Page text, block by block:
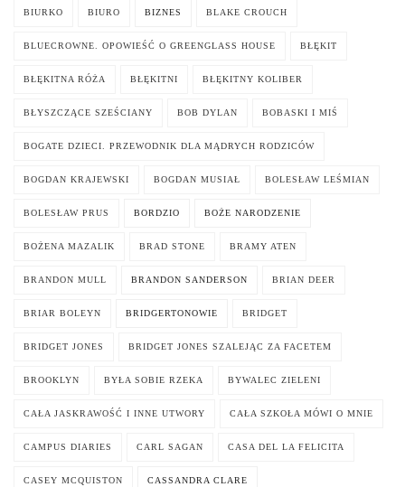
BIURKO BIURO BIZNES BLAKE CROUCH
BLUECROWNE. OPOWIEŚĆ O GREENGLASS HOUSE BŁĘKIT
BŁĘKITNA RÓŻA BŁĘKITNI BŁĘKITNY KOLIBER
BŁYSZCZĄCE SZEŚCIANY BOB DYLAN BOBASKI I MIŚ
BOGATE DZIECI. PRZEWODNIK DLA MĄDRYCH RODZICÓW
BOGDAN KRAJEWSKI BOGDAN MUSIAŁ BOLESŁAW LEŚMIAN
BOLESŁAW PRUS BORDZIO BOŻE NARODZENIE
BOŻENA MAZALIK BRAD STONE BRAMY ATEN
BRANDON MULL BRANDON SANDERSON BRIAN DEER
BRIAR BOLEYN BRIDGERTONOWIE BRIDGET
BRIDGET JONES BRIDGET JONES SZALEJĄC ZA FACETEM
BROOKLYN BYŁA SOBIE RZEKA BYWALEC ZIELENI
CAŁA JASKRAWOŚĆ I INNE UTWORY CAŁA SZKOŁA MÓWI O MNIE
CAMPUS DIARIES CARL SAGAN CASA DEL LA FELICITA
CASEY MCQUISTON CASSANDRA CLARE